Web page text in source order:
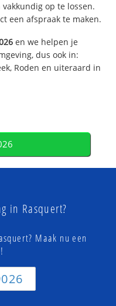
op te lossen.
een afspraak te maken.
en we helpen je
dus ook in:
Roden en uiteraard in
in Rasquert?
Maak nu een